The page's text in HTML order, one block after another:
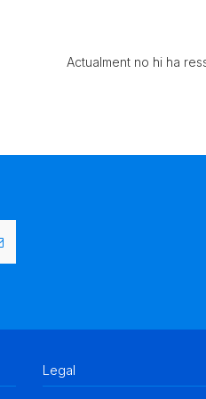
Actualment no hi ha
Legal